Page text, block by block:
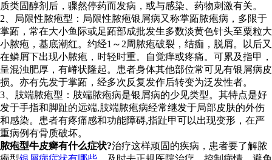
质类固醇剂后，骤然停药而发病，或与感染、药物刺激有关。
2、局限性脓疱型：局限性脓疱银屑病又称掌跖脓疱病，多限于
掌跖，常在大小鱼际或足跖部成批发生多数淡黄色针头至粟粒大
小脓疱，基底潮红。约经1～2周脓疱破裂，结痂，脱屑。以后又
在鳞屑下出现小脓疱，时轻时重。自觉痒或疼痛。可累及指甲，
呈混浊肥厚，有嵴状隆起。患者身体其他部位常可见有银屑病皮
损。亦有先发于掌跖，经多次反复发作后转变为泛发性者。
3、肢端脓疱型：肢端脓疱病是银屑病的少见类型。其特点是好
发于手指和脚趾的远端,肢端脓疱病经常继发于局部皮肤的外伤
和感染。患者有疼痛感和功能障碍,指趾甲可以出现变形，在严
重病例有骨质破坏。
脓疱型牛皮癣有什么症状?治疗这样顽固的疾病，患者要了解脓